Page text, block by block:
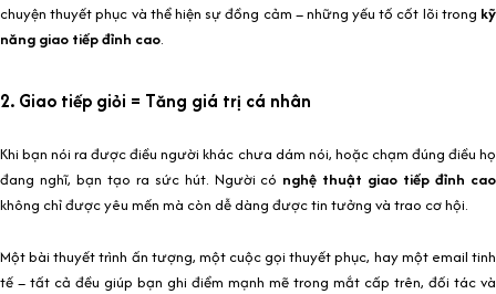
chuyện thuyết phục và thể hiện sự đồng cảm – những yếu tố cốt lõi trong kỹ
năng giao tiếp đỉnh cao.
2. Giao tiếp giỏi = Tăng giá trị cá nhân
Khi bạn nói ra được điều người khác chưa dám nói, hoặc chạm đúng điều họ
đang nghĩ, bạn tạo ra sức hút. Người có nghệ thuật giao tiếp đỉnh cao
không chỉ được yêu mến mà còn dễ dàng được tin tưởng và trao cơ hội.
Một bài thuyết trình ấn tượng, một cuộc gọi thuyết phục, hay một email tinh
tế – tất cả đều giúp bạn ghi điểm mạnh mẽ trong mắt cấp trên, đối tác và